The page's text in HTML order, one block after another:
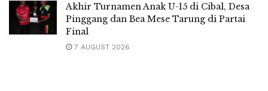
Akhir Turnamen Anak U-15 di Cibal, Desa
Pinggang dan Bea Mese Tarung di Partai
Final
7 AUGUST 2026